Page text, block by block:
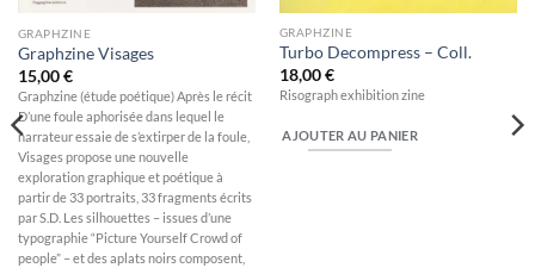
GRAPHZINE
Graphzine Visages
15,00€
Graphzine (étude poétique) Après le récit
D’une foule aphorisée dans lequel le
narrateur essaie de s’extirper de la foule,
Visages propose une nouvelle
exploration graphique et poétique à
partir de 33 portraits, 33 fragments écrits
par S.D. Les silhouettes – issues d’une
typographie “Picture Yourself Crowd of
people” – et des aplats noirs composent,
GRAPHZINE
Turbo Decompress – Coll.
18,00€
Risograph exhibition zine
AJOUTER AU PANIER